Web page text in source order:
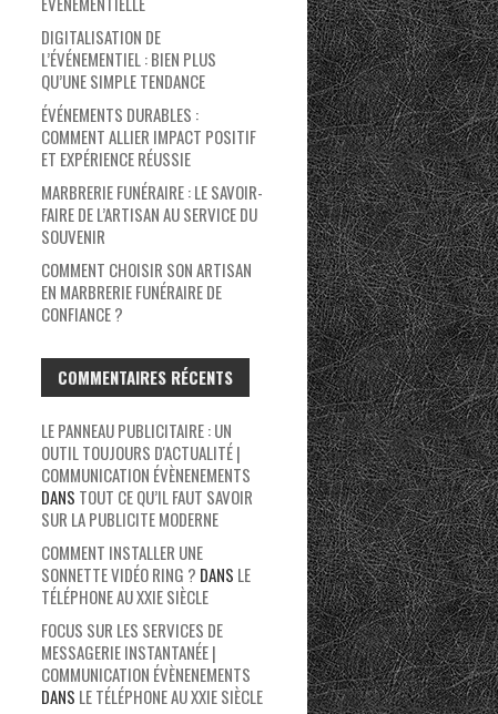
DIGITALISATION DE
L’ÉVÉNEMENTIEL : BIEN PLUS
QU’UNE SIMPLE TENDANCE
ÉVÉNEMENTS DURABLES :
COMMENT ALLIER IMPACT POSITIF
ET EXPÉRIENCE RÉUSSIE
MARBRERIE FUNÉRAIRE : LE SAVOIR-
FAIRE DE L’ARTISAN AU SERVICE DU
SOUVENIR
COMMENT CHOISIR SON ARTISAN
EN MARBRERIE FUNÉRAIRE DE
CONFIANCE ?
COMMENTAIRES RÉCENTS
LE PANNEAU PUBLICITAIRE : UN
OUTIL TOUJOURS D'ACTUALITÉ |
COMMUNICATION ÉVÈNENEMENTS
DANS TOUT CE QU’IL FAUT SAVOIR
SUR LA PUBLICITE MODERNE
COMMENT INSTALLER UNE
SONNETTE VIDÉO RING ? DANS LE
TÉLÉPHONE AU XXIE SIÈCLE
FOCUS SUR LES SERVICES DE
MESSAGERIE INSTANTANÉE |
COMMUNICATION ÉVÈNENEMENTS
DANS LE TÉLÉPHONE AU XXIE SIÈCLE